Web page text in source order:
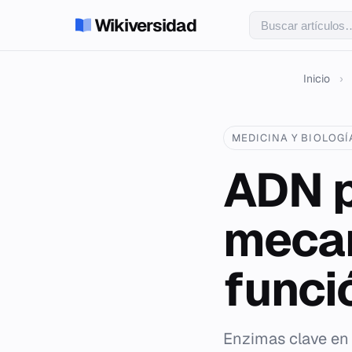
Wikiversidad
Inicio ›
MEDICINA Y
ADN
Enzimas clave